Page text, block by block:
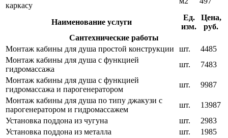
каркасу
Наименование услуги
Ед.
изм.
Цена,
руб.
Сантехнические работы
Монтаж кабины для душа простой конструкции
шт.
4485
Монтаж кабины для душа с функцией
гидромассажа
шт.
7483
Монтаж кабины для душа с функцией
гидромассажа и парогенератором
шт.
9987
Монтаж кабины для душа по типу джакузи с
парогенератором и гидромассажем
шт.
13987
Установка поддона из чугуна
шт.
2983
Установка поддона из металла
шт.
1985